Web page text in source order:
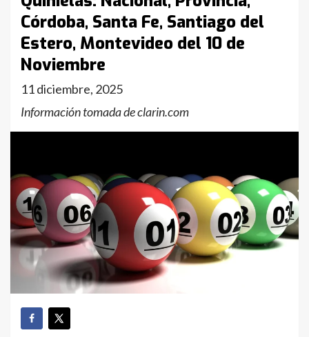
Córdoba, Santa Fe, Santiago del
Estero, Montevideo del 10 de
Noviembre
11 diciembre, 2025
Información tomada de clarin.com